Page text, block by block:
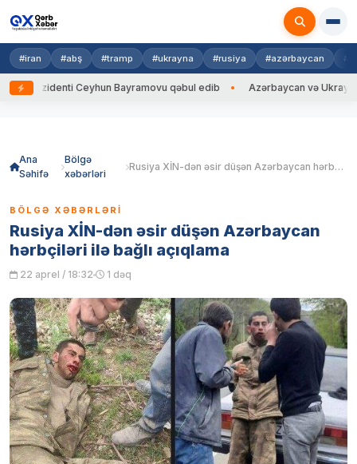
#iran #abş #tramp #ukrayna #rusiya #azərbaycan
Ceyhun Bayramovu qəbul edib Azərbaycan və Ukrayna XİN
Ana
Səhifə
Bölgə
xəbərləri
Rusiya XİN-dən əsir düşən Azərbaycan hərbçiləri ilə bağlı açıqlama
BÖLGƏ XƏBƏRLƏRI
Rusiya XİN-dən əsir düşən Azərbaycan
hərbçiləri ilə bağlı açıqlama
22 aprel / 18:32 1 dəq